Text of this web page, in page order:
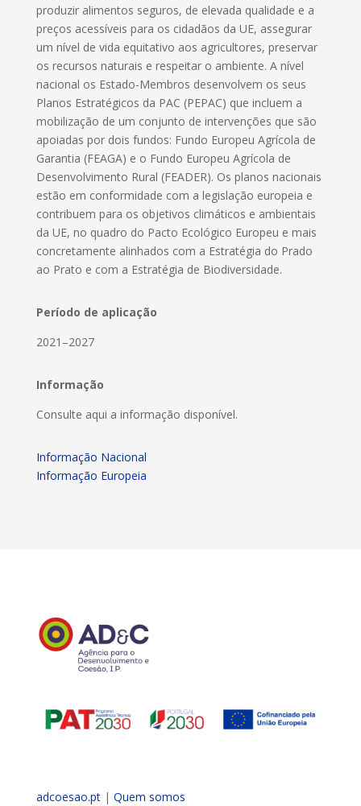
produzir alimentos seguros, de elevada qualidade e a
preços acessíveis para os cidadãos da UE, assegurar
um nível de vida equitativo aos agricultores, preservar
os recursos naturais e respeitar o ambiente. A nível
nacional os Estado-Membros desenvolvem os seus
Planos Estratégicos da PAC (PEPAC) que incluem a
mobilização de um conjunto de intervenções que são
apoiadas por dois fundos: Fundo Europeu Agrícola de
Garantia (FEAGA) e o Fundo Europeu Agrícola de
Desenvolvimento Rural (FEADER). Os planos nacionais
estão em conformidade com a legislação europeia e
contribuem para os objetivos climáticos e ambientais
da UE, no quadro do Pacto Ecológico Europeu e mais
concretamente alinhados com a Estratégia do Prado
ao Prato e com a Estratégia de Biodiversidade.
Período de aplicação
2021–2027
Informação
Consulte aqui a informação disponível.
Informação Nacional
Informação Europeia
adcoesao.pt| Quem somos